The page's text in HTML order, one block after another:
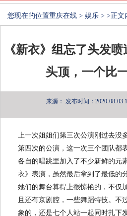
您现在的位置重庆在线 > 娱乐 > >正文
《新衣》组忘了头发
头顶，一个比
来源： 发布时间：2020-08-03
上一次姐姐们第三次公演刚过去没
第四次的公演，这一次三个团队都
各自的唱跳里加入了不少新鲜的元
衣》表演，虽然最后拿到了最低的
她们的舞台算得上很惊艳的，不仅
且还有京剧腔，一些舞蹈特技。不
象的，还是七个人站一起同时扎下